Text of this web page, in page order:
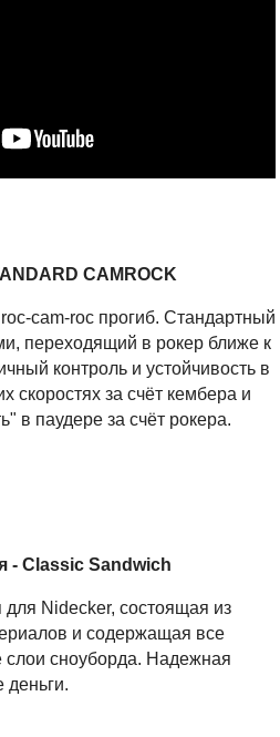
CAMROCK
cam-roc прогиб. Стандартный
переходящий в рокер ближе к
контроль и устойчивость в
скоростях за счёт кембера и
в паудере за счёт рокера.
- Classic Sandwich
для Nidecker, состоящая из
и содержащая все
сноуборда. Надежная
деньги.